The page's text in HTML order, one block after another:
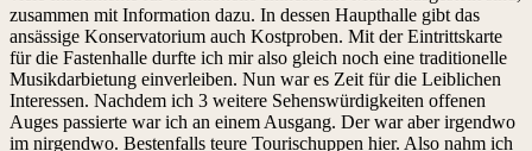
zusammen mit Information dazu. In dessen Haupthalle gibt das
ansässige Konservatorium auch Kostproben. Mit der Eintrittskarte
für die Fastenhalle durfte ich mir also gleich noch eine traditionelle
Musikdarbietung einverleiben. Nun war es Zeit für die Leiblichen
Interessen. Nachdem ich 3 weitere Sehenswürdigkeiten offenen
Auges passierte war ich an einem Ausgang. Der war aber irgendwo
im nirgendwo. Bestenfalls teure Tourischuppen hier. Also nahm ich